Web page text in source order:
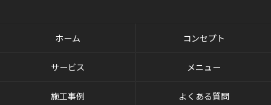
ホーム コンセプト
サービス メニュー
施工事例 よくある質問